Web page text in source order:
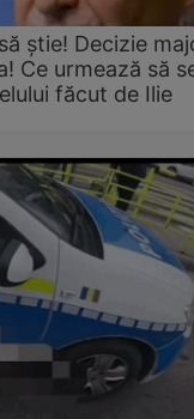
știe! Decizie
Ce urmează să
făcut de Ilie